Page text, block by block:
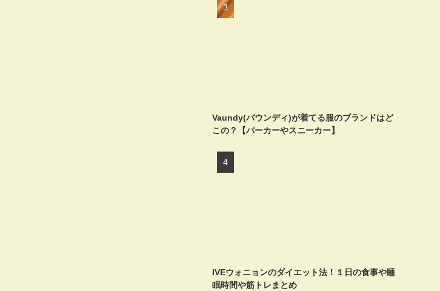
Vaundy(バウンディ)が着てる服のブランドはど
この？【パーカーやスニーカー】
IVEウォニョンのダイエット法！１日の食事や睡
眠時間や筋トレまとめ